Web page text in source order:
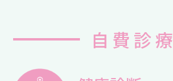
自費診療